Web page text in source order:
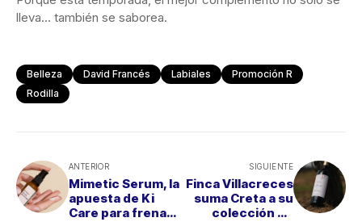
lleva… también se saborea.
Belleza David Francés Labiales
Promoción R
Rodilla
ANTERIOR
Mimetic Serum, la
apuesta de Ki
Care para frenar
SIGUIENTE
Finca Villacreces
suma Creta a su
colección de